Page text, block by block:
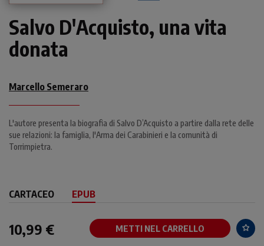
Salvo D'Acquisto, una vita
donata
Marcello Semeraro
L'autore presenta la biografia di Salvo D’Acquisto a partire dalla rete delle
sue relazioni: la famiglia, l'Arma dei Carabinieri e la comunità di
Torrimpietra.
CARTACEO EPUB
10,99 € METTI NEL CARRELLO